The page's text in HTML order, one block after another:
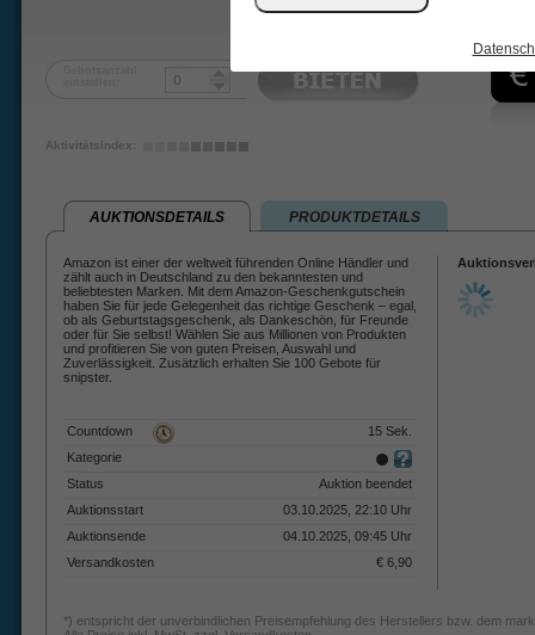
Aktivitätsindex:
AUKTIONSDETAILS PRODUKTDETAILS
Amazon ist einer der weltweit führenden Online Händler und
zählt auch in Deutschland zu den bekanntesten und
beliebtesten Marken. Mit dem Amazon-Geschenkgutschein
haben Sie für jede Gelegenheit das richtige Geschenk – egal,
ob als Geburtstagsgeschenk, als Dankeschön, für Freunde
oder für Sie selbst! Wählen Sie aus Millionen von Produkten
und profitieren Sie von guten Preisen, Auswahl und
Zuverlässigkeit. Zusätzlich erhalten Sie 100 Gebote für
snipster.
Countdown
15 Sek.
Kategorie
Status
Auktion beendet
Auktionsstart
03.10.2025, 22:10 Uhr
Auktionsende
04.10.2025, 09:45 Uhr
Versandkosten
€ 6,90
*) entspricht der unverbindlichen Preisempfehlung des Herstellers bzw. dem